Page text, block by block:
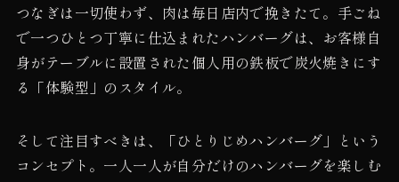
つなぎは一切使わず、肉は毎日店内で挽きたて。手ごね
で一つひとつ丁寧に仕込まれたハンバーグは、お客様自
身がテーブルに設置された個人用の鉄板で炭火焼きにす
る「体験型」のスタイル。
そして注目すべきは、「ひとりじめハンバーグ」という
コンセプト。一人一人が自分だけのハンバーグを楽しむ